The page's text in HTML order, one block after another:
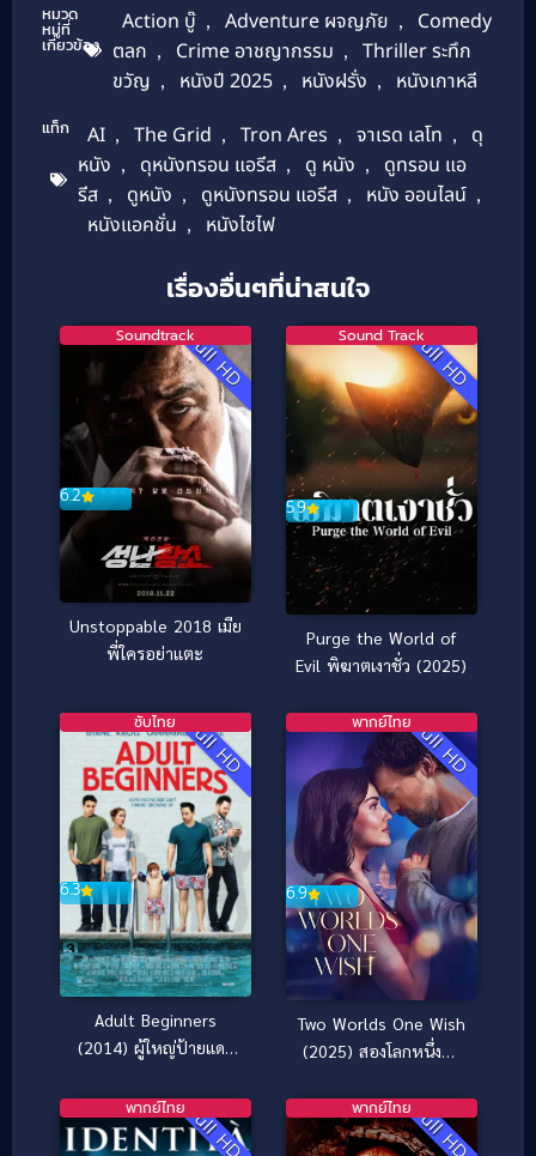
หมวด
หมู่ที่
เกี่ยวข้อง
Action บู๊ , Adventure ผจญภัย ,
Comedy
ตลก , Crime อาชญากรรม ,
Thriller ระทึก
ขวัญ , หนังปี 2025 , หนังฝรั่ง , หนังเกาหลี
แท็ก AI , The Grid , Tron Ares , จาเรด เลโท ,
ดุ
หนัง , ดุหนังทรอน แอรีส , ดู หนัง ,
ดูทรอน แอ
รีส , ดูหนัง , ดูหนังทรอน แอรีส , หนัง ออนไลน์ ,
หนังแอคชั่น , หนังไซไฟ
เรื่องอื่นๆที่น่าสนใจ
Full HD
6.2
Soundtrack
Unstoppable 2018 เมีย
พี่ใครอย่าแตะ
Full HD
5.9
Sound Track
Purge the World of
Evil พิฆาตเงาชั่ว (2025)
Full HD
6.3
ซับไทย
Adult Beginners
(2014) ผู้ใหญ่ป้ายแดง
Full HD
6.9
พากย์ไทย
Two Worlds One Wish
(2025) สองโลกหนึ่งคำ
Full HD
พากย์ไทย Full HD
พากย์ไทย